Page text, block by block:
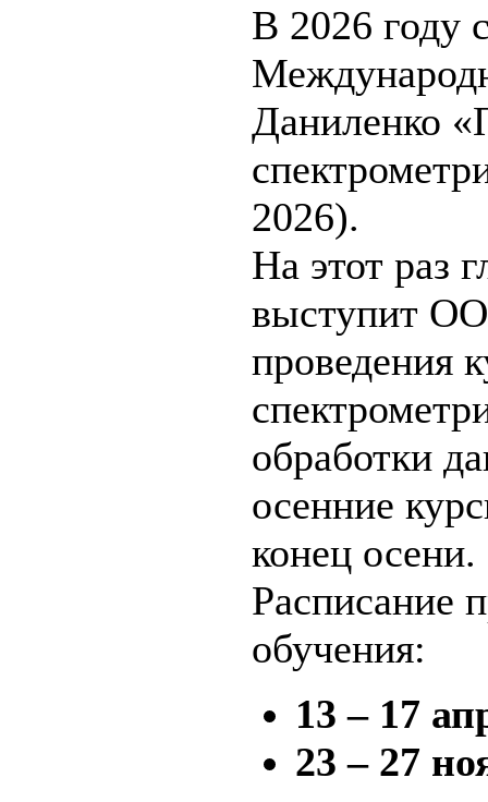
В 2026 году
Даниленко
2026).
На этот раз
выступит
проведения
обработки
осенние
конец осени.
Расписание
обучения:
13 – 17
23 – 27